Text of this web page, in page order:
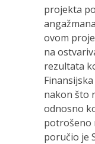
projekta
ovom
na
rezultata
nakon što
odnosno
potrošeno
poručio je